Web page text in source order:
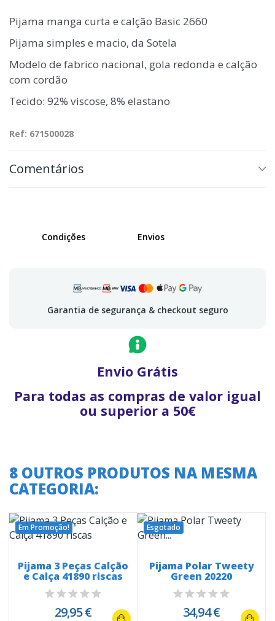
Pijama manga curta e calção Basic 2660
Pijama simples e macio, da Sotela
Modelo de fabrico nacional, gola redonda e calção
com cordão
Tecido: 92% viscose, 8% elastano
Ref: 671500028
Comentários
Condições Envios
Garantia de segurança & checkout seguro
Envio Grátis
Para todas as compras de valor igual
ou superior a 50€
8 OUTROS PRODUTOS NA MESMA
CATEGORIA:
Em Promoção!
Pijama 3 Peças Calção
e Calça 41890 riscas
29,95 €
Esgotado
Pijama Polar Tweety
Green 20220
34,94 €